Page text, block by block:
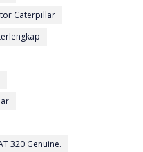
Caterpillar
320 Genuine.